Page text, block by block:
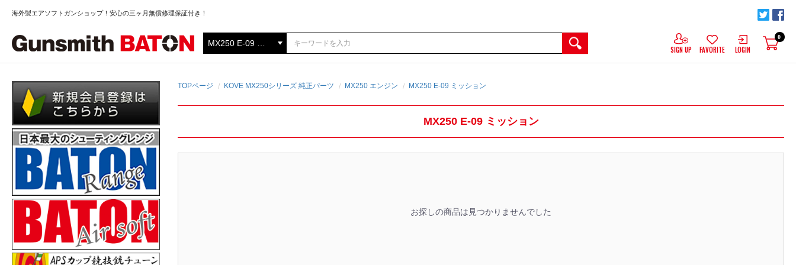
海外製エアソフトガンショップ！安心の三ヶ月無償修理保証付き！
SIGN UP FAVORITE LOGIN
0
TOPページ KOVE MX250シリーズ 純正パーツ MX250 エンジン MX250 E-09 ミッション
MX250 E-09 ミッション
お探しの商品は見つかりませんでした